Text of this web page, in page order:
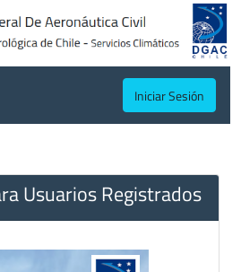
Iniciar Sesión
Usuarios Registrados